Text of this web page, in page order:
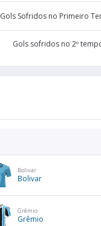
Gols Sofridos no Primeiro
Gols sofridos no 2º
Bolivar
Bolivar
Grêmio
Grêmio